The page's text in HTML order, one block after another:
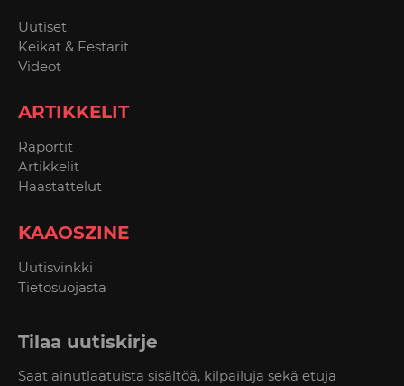
Uutiset
Keikat & Festarit
Videot
ARTIKKELIT
Raportit
Artikkelit
Haastattelut
KAAOSZINE
Uutisvinkki
Tietosuojasta
Tilaa uutiskirje
Saat ainutlaatuista sisältöä, kilpailuja sekä etuja